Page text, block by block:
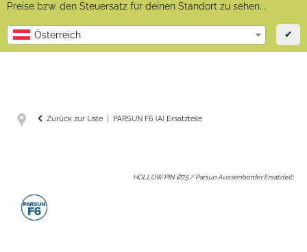
Preise bzw. den Steuersatz für deinen Standort zu sehen...
Österreich ✔
Zurück zur Liste PARSUN F6 (A) Ersatzteile
HOLLOW PIN Ø7.5 / Parsun Aussenborder Ersatzteil: